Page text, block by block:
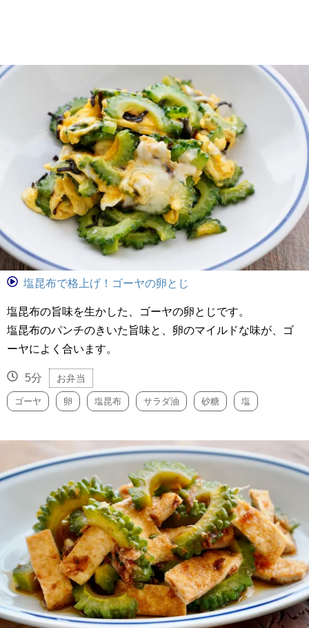
塩昆布で格上げ！ゴーヤの卵とじ
塩昆布の旨味を生かした、ゴーヤの卵とじです。
塩昆布のパンチのきいた旨味と、卵のマイルドな味が、ゴ
ーヤによく合います。
5分 お弁当
ゴーヤ 卵 塩昆布 サラダ油 砂糖 塩